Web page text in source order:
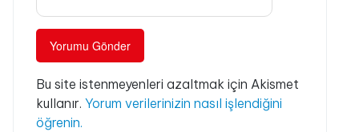
Bu site istenmeyenleri azaltmak için Akismet
kullanır. Yorum verilerinizin nasıl işlendiğini
öğrenin.